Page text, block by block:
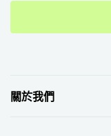
關於我們